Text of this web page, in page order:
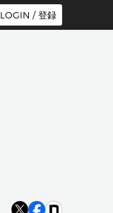
LOGIN / 登録